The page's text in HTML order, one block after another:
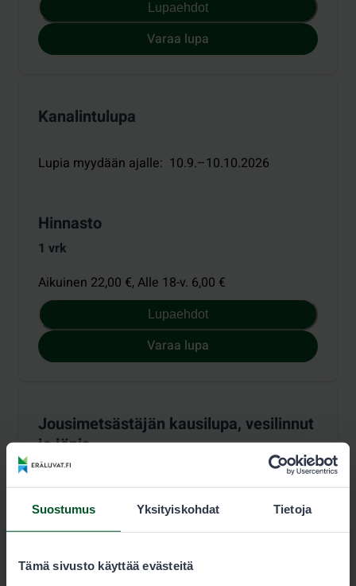
Suostumus Yksityiskohdat Tietoja
Tämä sivusto käyttää evästeitä
Lupaehdot
Varaa lupa
Kanalintulupa
Lupia myydään ajalle: 10.9.–10.10.2026
Hinnasto
1 vrk
Aikuinen 22,00 €,Alle 18-v. 6,00 €
Lupaehdot
Varaa lupa
Jousimetsästäjän kausilupa, vesilinnut
ja jänis
Lupia myydään ajalle: 1.8.2026–30.4.2027
Kausi